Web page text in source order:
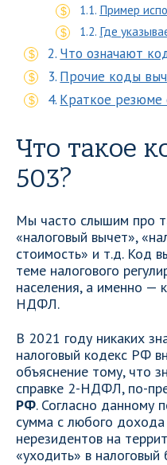
Пример
Где
Что означают
Прочие коды
Краткое резюме
Что такое
503?
Мы часто слышим про
«налоговый вычет»,
стоимость» и т.д. Код
теме налогового
населения, а именно —
НДФЛ.
В 2021 году никаких
налоговый кодекс РФ
объяснение тому, что
справке 2-НДФЛ, по-
РФ. Согласно данному
сумма с любого
нерезидентов на
«уходить» в